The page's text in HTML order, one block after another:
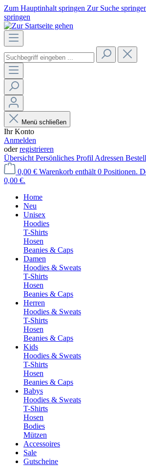
Zum Hauptinhalt springen Zur Suche
springen
Menü schließen
Ihr Konto
Anmelden
oderregistrieren
Übersicht Persönliches Profil Adressen
0,00 € Warenkorb enthält 0 Positionen.
0,00 €.
Home
Neu
Unisex
Hoodies
T-Shirts
Hosen
Beanies & Caps
Damen
Hoodies & Sweats
T-Shirts
Hosen
Beanies & Caps
Herren
Hoodies & Sweats
T-Shirts
Hosen
Beanies & Caps
Kids
Hoodies & Sweats
T-Shirts
Hosen
Beanies & Caps
Babys
Hoodies & Sweats
T-Shirts
Hosen
Bodies
Mützen
Accessoires
Sale
Gutscheine